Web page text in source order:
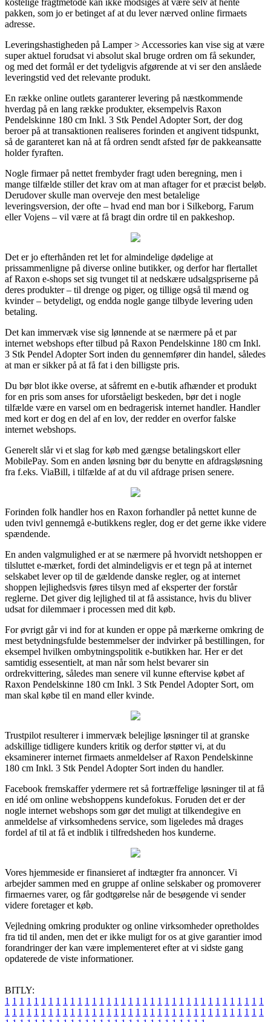
pakken, som jo er betinget af at du lever nærved online firmaets
adresse.
Leveringshastigheden på Lamper > Accessories kan vise sig at være
super aktuel forudsat vi absolut skal bruge ordren om få sekunder,
og med det formål er det tydeligvis afgørende at vi ser den anslåede
leveringstid ved det relevante produkt.
En række online outlets garanterer levering på næstkommende
hverdag på en lang række produkter, eksempelvis Raxon
Pendelskinne 180 cm Inkl. 3 Stk Pendel Adopter Sort, der dog
beroer på at transaktionen realiseres forinden et angivent tidspunkt,
så de garanteret kan nå at få ordren sendt afsted før de pakkeansatte
holder fyraften.
Nogle firmaer på nettet frembyder fragt uden beregning, men i
mange tilfælde stiller det krav om at man aftager for et præcist beløb.
Derudover skulle man overveje den mest betalelige
leveringsversion, der ofte – hvad end man bor i Silkeborg, Farum
eller Vojens – vil være at få bragt din ordre til en pakkeshop.
Det er jo efterhånden ret let for almindelige dødelige at
prissammenligne på diverse online butikker, og derfor har flertallet
af Raxon e-shops set sig tvunget til at nedskære udsalgspriserne på
deres produkter – til drenge og piger, og tillige også til mænd og
kvinder – betydeligt, og endda nogle gange tilbyde levering uden
betaling.
Det kan immervæk vise sig lønnende at se nærmere på et par
internet webshops efter tilbud på Raxon Pendelskinne 180 cm Inkl.
3 Stk Pendel Adopter Sort inden du gennemfører din handel, således
at man er sikker på at få fat i den billigste pris.
Du bør blot ikke overse, at såfremt en e-butik afhænder et produkt
for en pris som anses for uforståeligt beskeden, bør det i nogle
tilfælde være en varsel om en bedragerisk internet handler. Handler
med kort er dog en del af en lov, der redder en overfor falske
internet webshops.
Generelt slår vi et slag for køb med gængse betalingskort eller
MobilePay. Som en anden løsning bør du benytte en afdragsløsning
fra f.eks. ViaBill, i tilfælde af at du vil afdrage prisen senere.
Forinden folk handler hos en Raxon forhandler på nettet kunne de
uden tvivl gennemgå e-butikkens regler, dog er det gerne ikke videre
spændende.
En anden valgmulighed er at se nærmere på hvorvidt netshoppen er
tilsluttet e-mærket, fordi det almindeligvis er et tegn på at internet
selskabet lever op til de gældende danske regler, og at internet
shoppen lejlighedsvis føres tilsyn med af eksperter der forstår
reglerne. Det giver dig lejlighed til at få assistance, hvis du bliver
udsat for dilemmaer i processen med dit køb.
For øvrigt går vi ind for at kunden er oppe på mærkerne omkring de
mest betydningsfulde bestemmelser der indvirker på bestillingen, for
eksempel hvilken ombytningspolitik e-butikken har. Her er det
samtidig essesentielt, at man når som helst bevarer sin
ordrekvittering, således man senere vil kunne eftervise købet af
Raxon Pendelskinne 180 cm Inkl. 3 Stk Pendel Adopter Sort, om
man skal købe til en mand eller kvinde.
Trustpilot resulterer i immervæk belejlige løsninger til at granske
adskillige tidligere kunders kritik og derfor støtter vi, at du
eksaminerer internet firmaets anmeldelser af Raxon Pendelskinne
180 cm Inkl. 3 Stk Pendel Adopter Sort inden du handler.
Facebook fremskaffer ydermere ret så fortræffelige løsninger til at få
en idé om online webshoppens kundefokus. Foruden det er der
nogle internet webshops som gør det muligt at tilkendegive en
anmeldelse af virksomhedens service, som ligeledes må drages
fordel af til at få et indblik i tilfredsheden hos kunderne.
Vores hjemmeside er finansieret af indtægter fra annoncer. Vi
arbejder sammen med en gruppe af online selskaber og promoverer
firmaernes varer, og får godtgørelse når de besøgende vi sender
videre foretager et køb.
Vejledning omkring produkter og online virksomheder opretholdes
fra tid til anden, men det er ikke muligt for os at give garantier imod
forandringer der kan være implementeret efter at vi sidste gang
opdaterede de viste informationer.
BITLY:
1 1 1 1 1 1 1 1 1 1 1 1 1 1 1 1 1 1 1 1 1 1 1 1 1 1 1 1 1 1 1 1 1 1 1 1
1 1 1 1 1 1 1 1 1 1 1 1 1 1 1 1 1 1 1 1 1 1 1 1 1 1 1 1 1 1 1 1 1 1 1 1